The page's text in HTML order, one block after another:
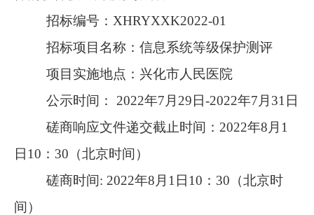
招标编号： XHRYXXK2022-01
招标项目名称： 信息系统等级保护测评
项目实施地点：兴化市人民医院
公示时间：
2022年7月29日-2022年7月31日
磋商响应文件递交截止时间： 2022年8月1
日10：30（北京时间）
磋商时间: 2022年8月1日10：30（北京时
间）